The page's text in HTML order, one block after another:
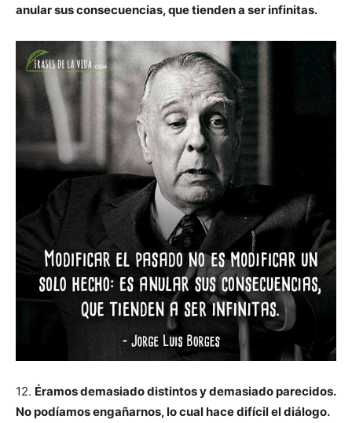
anular sus consecuencias, que tienden a ser infinitas.
12. Éramos demasiado distintos y demasiado parecidos.
No podíamos engañarnos, lo cual hace difícil el diálogo.